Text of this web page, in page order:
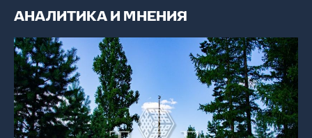
АНАЛИТИКА И МНЕНИЯ